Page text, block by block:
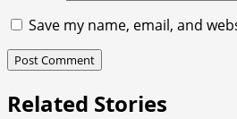
Save my name, email, and
Related Stories